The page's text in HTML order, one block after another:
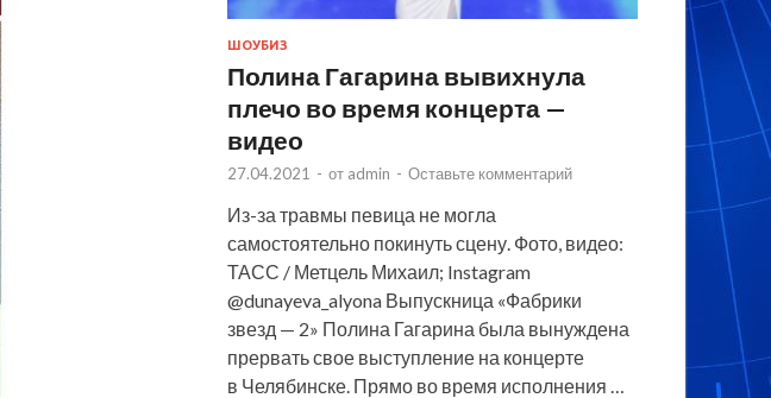
ШОУБИЗ
Полина Гагарина вывихнула
плечо во время концерта —
видео
27.04.2021 - от admin - Оставьте комментарий
Из-за травмы певица не могла
самостоятельно покинуть сцену. Фото, видео:
ТАСС / Метцель Михаил; Instagram
@dunayeva_alyona Выпускница «Фабрики
звезд — 2» Полина Гагарина была вынуждена
прервать свое выступление на концерте
в Челябинске. Прямо во время исполнения …